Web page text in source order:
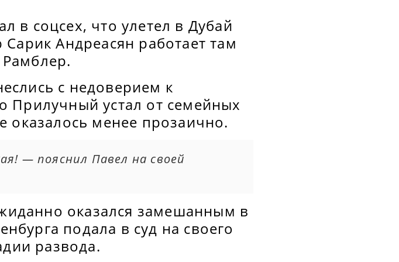
в соцсех, что улетел в Дубай
Андреасян работает там
с недоверием к
Прилучный устал от семейных
оказалось менее прозаично.
— пояснил Павел на своей
оказался замешанным в
подала в суд на своего
развода.